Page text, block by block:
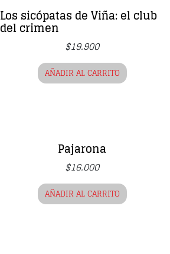
Los sicópatas de Viña: el club
del crimen
$19.900
AÑADIR AL CARRITO
Pajarona
$16.000
AÑADIR AL CARRITO